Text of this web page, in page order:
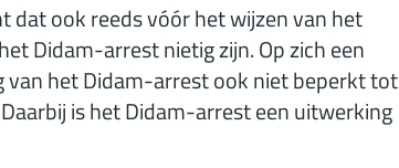
ook reeds vóór het wijzen van het
Didam-arrest nietig zijn. Op zich een
van het Didam-arrest ook niet beperkt tot
is het Didam-arrest een uitwerking